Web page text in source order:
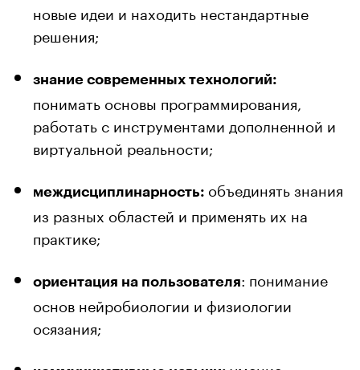
новые идеи и находить нестандартные
решения;
знание современных технологий:
понимать основы программирования,
работать с инструментами дополненной и
виртуальной реальности;
междисциплинарность: объединять знания
из разных областей и применять их на
практике;
ориентация на пользователя: понимание
основ нейробиологии и физиологии
осязания;